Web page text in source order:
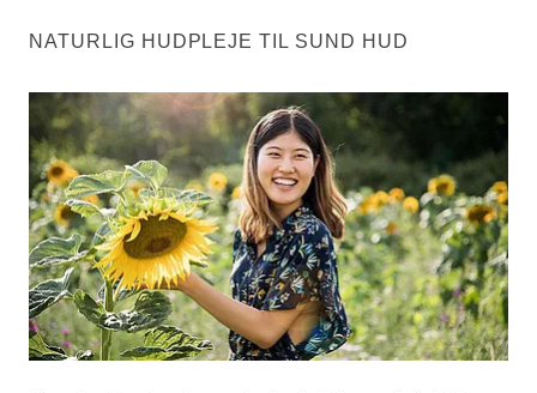
NATURLIG HUDPLEJE TIL SUND HUD